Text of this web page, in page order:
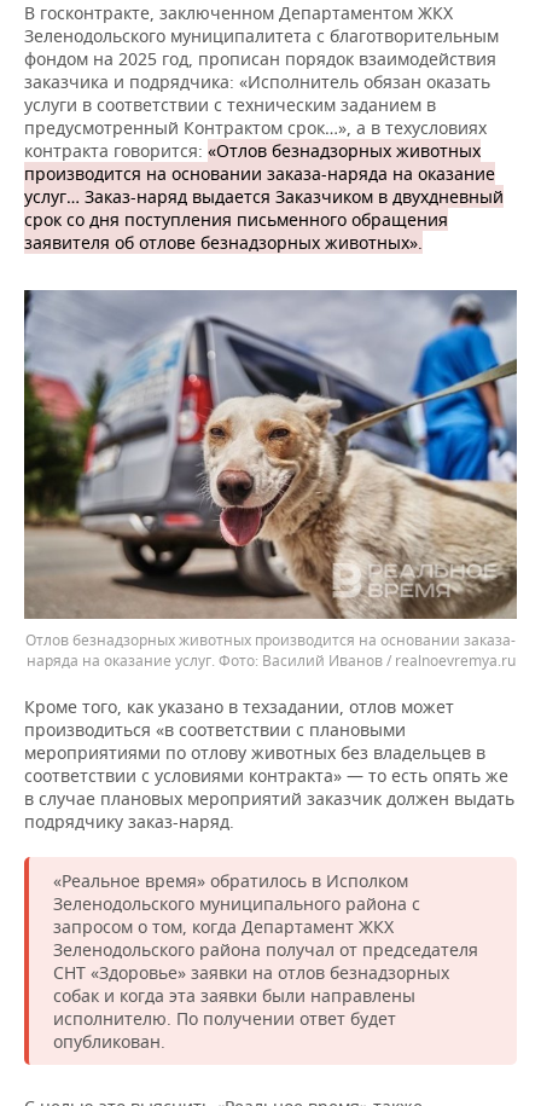
В госконтракте, заключенном Департаментом ЖКХ
Зеленодольского муниципалитета с благотворительным
фондом на 2025 год, прописан порядок взаимодействия
заказчика и подрядчика: «Исполнитель обязан оказать
услуги в соответствии с техническим заданием в
предусмотренный Контрактом срок…», а в техусловиях
контракта говорится: «Отлов безнадзорных животных
производится на основании заказа-наряда на оказание
услуг… Заказ-наряд выдается Заказчиком в двухдневный
срок со дня поступления письменного обращения
заявителя об отлове безнадзорных животных».
Отлов безнадзорных животных производится на основании заказа-
наряда на оказание услуг.
Василий Иванов / realnoevremya.ru
Кроме того, как указано в техзадании, отлов может
производиться «в соответствии с плановыми
мероприятиями по отлову животных без владельцев в
соответствии с условиями контракта» — то есть опять же
в случае плановых мероприятий заказчик должен выдать
подрядчику заказ-наряд.
«Реальное время» обратилось в Исполком
Зеленодольского муниципального района с
запросом о том, когда Департамент ЖКХ
Зеленодольского района получал от председателя
СНТ «Здоровье» заявки на отлов безнадзорных
собак и когда эта заявки были направлены
исполнителю. По получении ответ будет
опубликован.